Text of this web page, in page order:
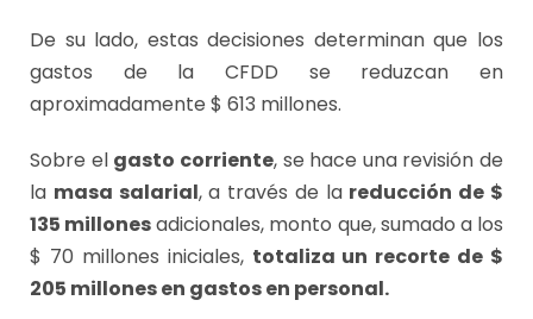
De su lado, estas decisiones determinan que los
gastos de la CFDD se reduzcan en
aproximadamente $ 613 millones.
Sobre el gasto corriente, se hace una revisión de
la masa salarial, a través de la reducción de $
135 millonesadicionales, monto que, sumado a los
$ 70 millones iniciales, totaliza un recorte de $
205 millones en gastos en personal.